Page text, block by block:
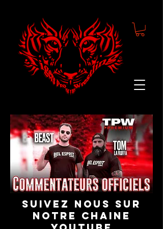
suivez nous sur
notre chaine